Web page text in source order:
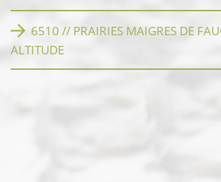
6510 // PRAIRIES MAIGRES DE
ALTITUDE